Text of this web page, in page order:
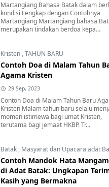
Martangiang Bahasa Batak dalam
kondisi Lengkap dengan Contohnya
Martangiang Martangiang bahasa
merupakan tindakan berdoa kepa...
Kristen ,TAHUN BARU
Contoh Doa di Malam Tahun
Agama Kristen
29 Sep, 2023
Contoh Doa di Malam Tahun Baru
Kristen Malam tahun baru selalu
momen istimewa bagi umat Kristen,
terutama bagi jemaat HKBP. Tr...
Batak , Masyarat dan Upacara adat
Contoh Mandok Hata
di Adat Batak: Ungkapan
Kasih yang Bermakna